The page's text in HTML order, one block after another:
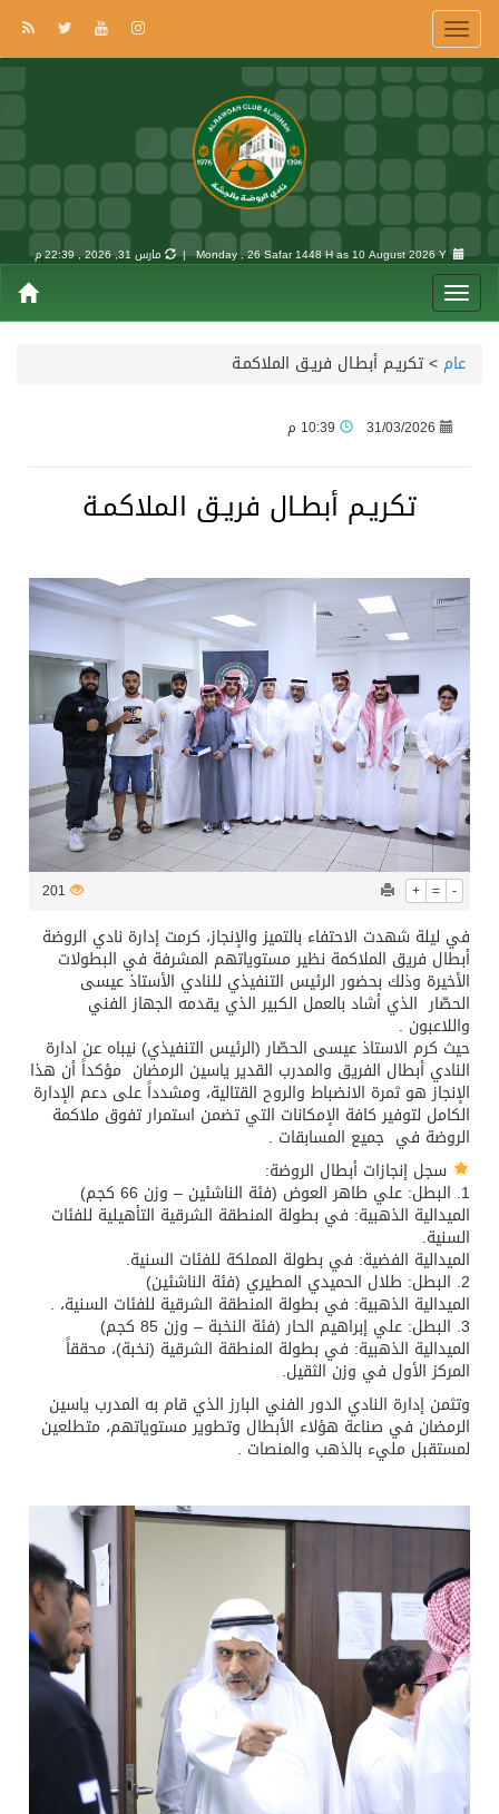
Monday , 26 Safar 1448 H as10 August 2026 Y | مارس 31, 2026 , 22:39 م
عام >تكريـم أبطـال فريـق الملاكمـة
31/03/2026
تكريـم أبطـال فريـق الملاكمـة
+ = -
201
في ليلة شهدت الاحتفاء بالتميز والإنجاز، كرمت إدارة نادي الروضة
أبطال فريق الملاكمة نظير مستوياتهم المشرفة في البطولات
الأخيرة وذلك بحضور الرئيس التنفيذي للنادي الأستاذ عيسى
الحصّار الذي أشاد بالعمل الكبير الذي يقدمه الجهاز الفني
واللاعبون .
حيث كرم الاستاذ عيسى الحصّار (الرئيس التنفيذي) نيباه عن ادارة
النادي أبطال الفريق والمدرب القدير ياسين الرمضان مؤكداً أن هذا
الإنجاز هو ثمرة الانضباط والروح القتالية، ومشدداً على دعم الإدارة
الكامل لتوفير كافة الإمكانات التي تضمن استمرار تفوق ملاكمة
الروضة في جميع المسابقات .
سجل إنجازات أبطال الروضة:
1.⁠ ⁠البطل: علي طاهر العوض (فئة الناشئين – وزن 66 كجم)
الميدالية الذهبية: في بطولة المنطقة الشرقية التأهيلية للفئات
السنية.
الميدالية الفضية: في بطولة المملكة للفئات السنية.
2.⁠ ⁠البطل: طلال الحميدي المطيري (فئة الناشئين)
الميدالية الذهبية: في بطولة المنطقة الشرقية للفئات السنية، .
3.⁠ ⁠البطل: علي إبراهيم الحار (فئة النخبة – وزن 85 كجم)
الميدالية الذهبية: في بطولة المنطقة الشرقية (نخبة)، محققاً
المركز الأول في وزن الثقيل.
وتثمن إدارة النادي الدور الفني البارز الذي قام به المدرب ياسين
الرمضان في صناعة هؤلاء الأبطال وتطوير مستوياتهم، متطلعين
لمستقبل مليء بالذهب والمنصات .